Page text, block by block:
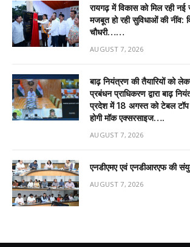
रायगढ़ में विकास को मिल रही नई
मजबूत हो रही सुविधाओं की नींव:
चौधरी……
AUGUST 7, 2026
बाढ़ नियंत्रण की तैयारियों को
प्रबंधन प्राधिकरण द्वारा बाढ़
प्रदेश में 18 अगस्त को टेबल
होगी मॉक एक्सरसाइज….
AUGUST 7, 2026
एनडीएमए एवं एनडीआरएफ की
AUGUST 7, 2026